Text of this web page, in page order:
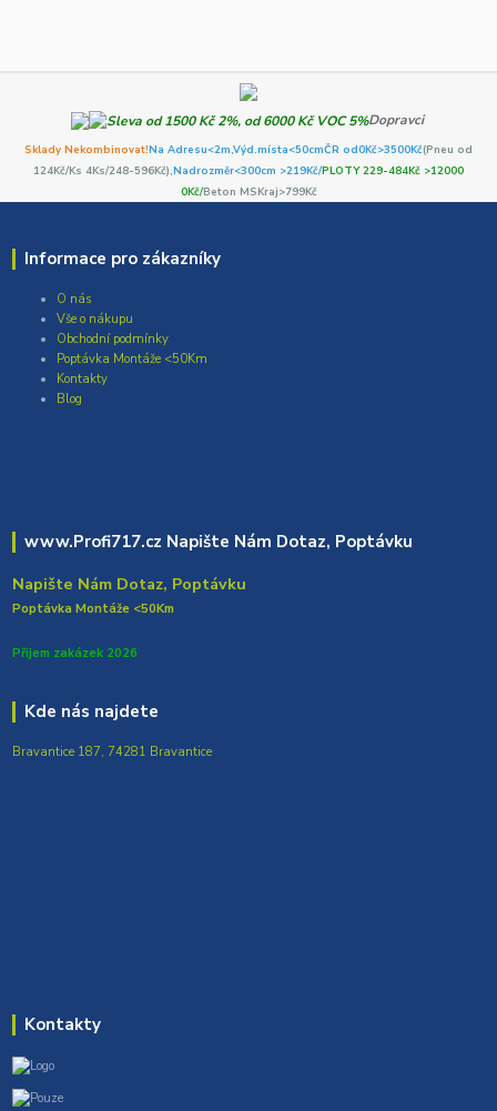
Dopravci
Sklady Nekombinovat!Na Adresu<2m,Výd.místa<50cmČR od0Kč>3500Kč(Pneu od
124Kč/Ks 4Ks/248-596Kč),Nadrozměr<300cm >219Kč/PLOTY 229-484Kč >12000
0Kč/Beton MSKraj>799Kč
Informace pro zákazníky
O nás
Vše o nákupu
Obchodní podmínky
Poptávka Montáže <50Km
Kontakty
Blog
www.Profi717.cz Napište Nám Dotaz, Poptávku
Napište Nám Dotaz, Poptávku
Poptávka Montáže <50Km
Přijem zakázek 2026
Kde nás najdete
Bravantice 187, 74281 Bravantice
Kontakty